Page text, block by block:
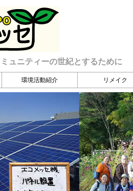
ュニティーの世紀とするために
環境活動紹介 リメイク